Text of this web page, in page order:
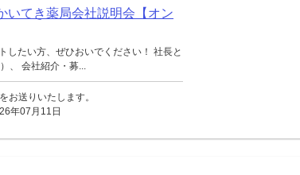
いてき薬局会社説明会【オン
したい方、ぜひおいでください！ 社長と
、 会社紹介・募...
お送りいたします。
年07月11日